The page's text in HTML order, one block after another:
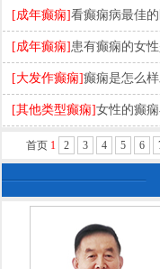
[成年癫痫]看癫痫病最佳
[成年癫痫] 患有癫痫的女
[大发作癫痫]癫痫是怎么
[其他类型癫痫]女性的癫
首页 1 2 3 4 5 6